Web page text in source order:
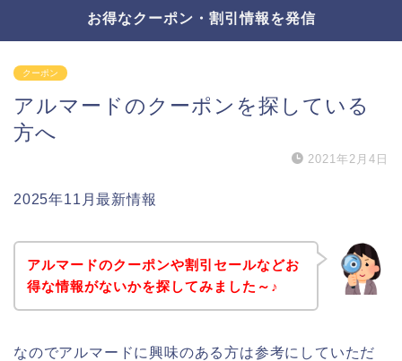
お得なクーポン・割引情報を発信
クーポン
アルマードのクーポンを探している
方へ
2021年2月4日
2025年11月最新情報
アルマードのクーポンや割引セールなどお
得な情報がないかを探してみました～♪
なのでアルマードに興味のある方は参考にしていただ